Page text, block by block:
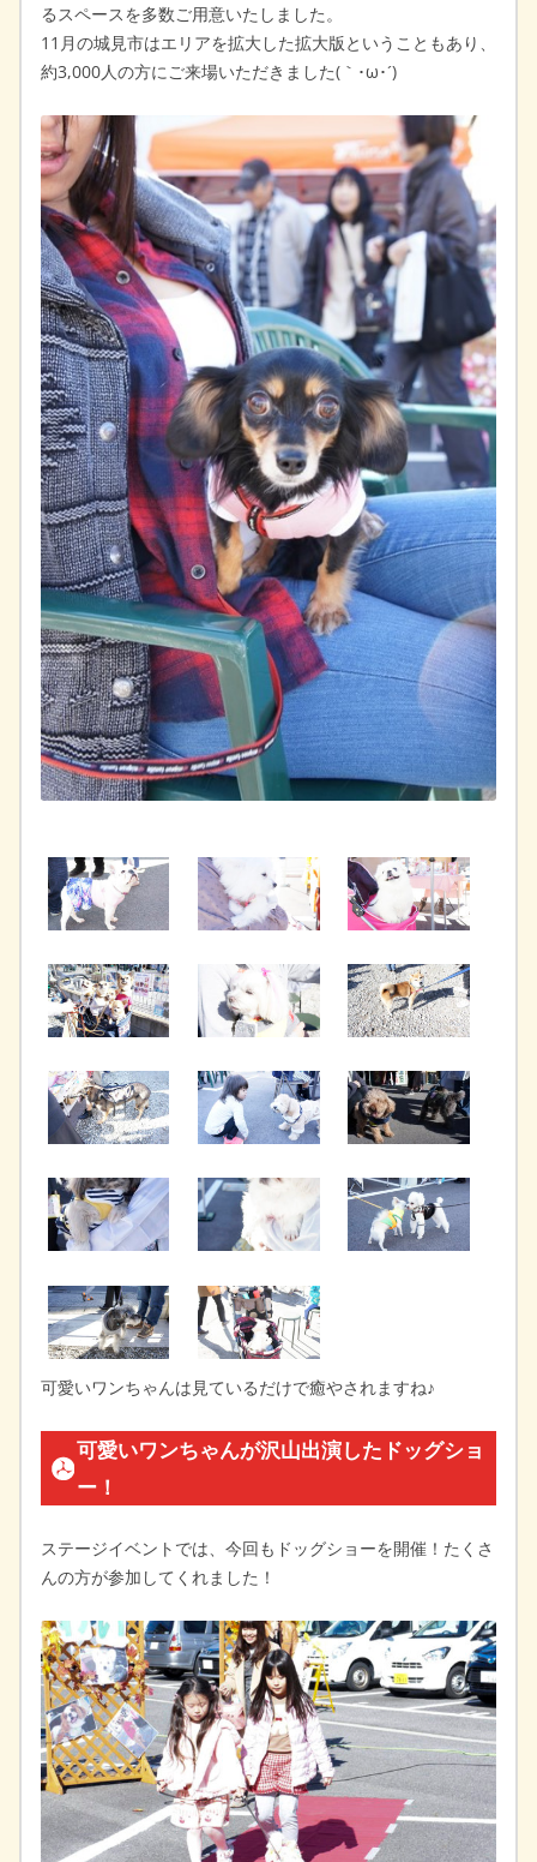
るスペースを多数ご用意いたしました。
11月の城見市はエリアを拡大した拡大版ということもあり、
約3,000人の方にご来場いただきました(｀･ω･´)ゞ
可愛いワンちゃんは見ているだけで癒やされますね♪
可愛いワンちゃんが沢山出演したドッグショ
ー！
ステージイベントでは、今回もドッグショーを開催！たくさ
んの方が参加してくれました！